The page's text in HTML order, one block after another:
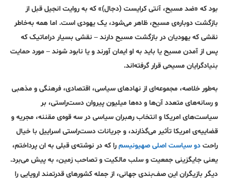
بود که «ضد مسیح، آنتی کرایست (دجال)» که به روایت انجیل قبل از
بازگشت دوباره‌ی مسیح، ظاهر می‌شود، یک یهودی است. اما همه به‌خاطر
نقشی که یهودیان در بازگشت مسیح دارند – نقشی بسیار دراماتیک که
پس از آمدن مسیح یا باید به او ایمان آورند و یا نابود شوند – مورد حمایت
بنیاد‌گرایان مسیحی قرار گرفته‌اند.
به‌طور خلاصه، مجموعه‌ای از نهاد‌های سیاسی، اقتصادی، فرهنگی و مذهبی
و رسانه‌های متعدد آن‌ها و ده‌ها میلیون پیروان دست‌راستی، بر
سیاست‌های امریکا و انتخاب رهبران سیاسی در سه قوه‌ی مقننه، مجریه و
قضاییه‌ی امریکا تأثیر می‌گذارند، و جریانات دست‌راستی اسراییل با خیال
راحت دو سیاست اصلی صهیونیسم را که در نوشته‌ی قبلی به ان پرداختم،
یعنی جایگزینی جمعیت و سلب مالکیت و تصاحب زمین، به پیش می‌برد.
دیگر بازیگران این صف‌بندی جهانی، از جمله کشورهای قدرتمند اروپایی را